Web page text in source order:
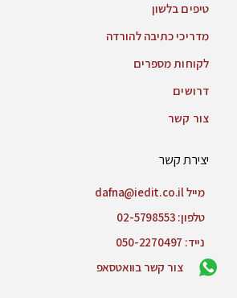
טיפים בלשון
מדריכי כתיבה להורדה
לקוחות מספרים
דרושים
צור קשר
יצירת קשר
מייל dafna@iedit.co.il
טלפון: 02-5798553
נייד: 050-2270497
צור קשר בוואטסאפ